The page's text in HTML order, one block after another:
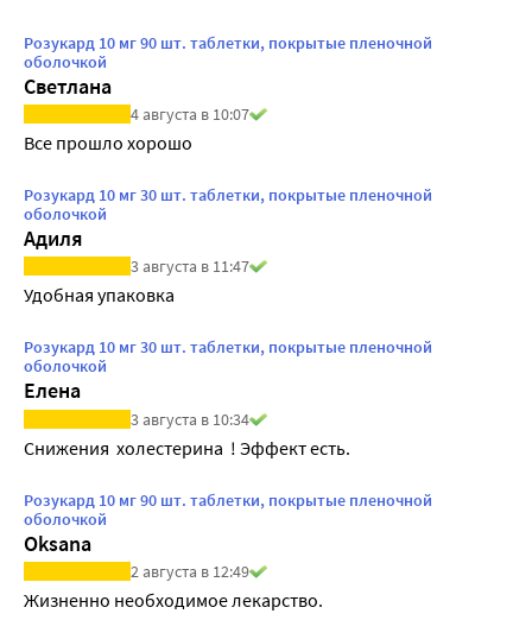
Розукард 10 мг 90 шт. таблетки, покрытые пленочной
оболочкой
Светлана
4 августа в 10:07
Все прошло хорошо
Розукард 10 мг 30 шт. таблетки, покрытые пленочной
оболочкой
Адиля
3 августа в 11:47
Удобная упаковка
Розукард 10 мг 30 шт. таблетки, покрытые пленочной
оболочкой
Елена
3 августа в 10:34
Снижения  холестерина  ! Эффект есть.
Розукард 10 мг 90 шт. таблетки, покрытые пленочной
оболочкой
Oksana
2 августа в 12:49
Жизненно необходимое лекарство.